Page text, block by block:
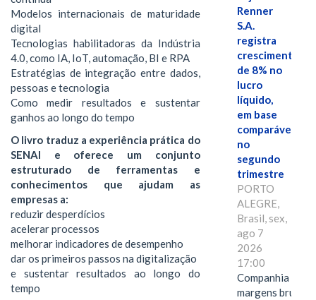
Modelos internacionais de maturidade
digital
Tecnologias habilitadoras da Indústria
4.0, como IA, IoT, automação, BI e RPA
Estratégias de integração entre dados,
pessoas e tecnologia
Como medir resultados e sustentar
ganhos ao longo do tempo
O livro traduz a experiência prática do
SENAI e oferece um conjunto
estruturado de ferramentas e
conhecimentos que ajudam as
empresas a:
reduzir desperdícios
acelerar processos
melhorar indicadores de desempenho
dar os primeiros passos na digitalização
e sustentar resultados ao longo do
tempo
Renner
S.A.
registra
crescimento
de 8% no
lucro
líquido,
em base
comparável,
no
segundo
trimestre
PORTO
ALEGRE,
Brasil, sex,
ago 7
2026
17:00
Companhia
margens brutas